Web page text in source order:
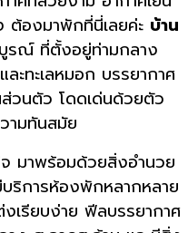
ต้องมาพักที่นี่เลยค่ะ บ้าน
รณ์ ที่ตั้งอยู่ท่ามกลาง
ะทะเลหมอก บรรยากาศ
วนตัว โดดเด่นด้วยตัว
ามทันสมัย
มาพร้อมด้วยสิ่งอำนวย
ริการห้องพักหลากหลาย
เรียบง่าย ฟีลบรรยากาศ